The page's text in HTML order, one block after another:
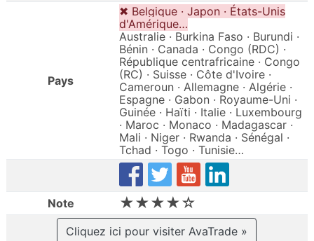
Pays
✖ Belgique · Japon · États-Unis
d'Amérique…
Australie · Burkina Faso · Burundi ·
Bénin · Canada · Congo (RDC) ·
République centrafricaine · Congo
(RC) · Suisse · Côte d'Ivoire ·
Cameroun · Allemagne · Algérie ·
Espagne · Gabon · Royaume-Uni ·
Guinée · Haïti · Italie · Luxembourg
· Maroc · Monaco · Madagascar ·
Mali · Niger · Rwanda · Sénégal ·
Tchad · Togo · Tunisie…
Note ★★★★☆
Cliquez ici pour visiter AvaTrade »